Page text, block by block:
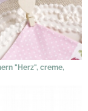
"Herz", creme,